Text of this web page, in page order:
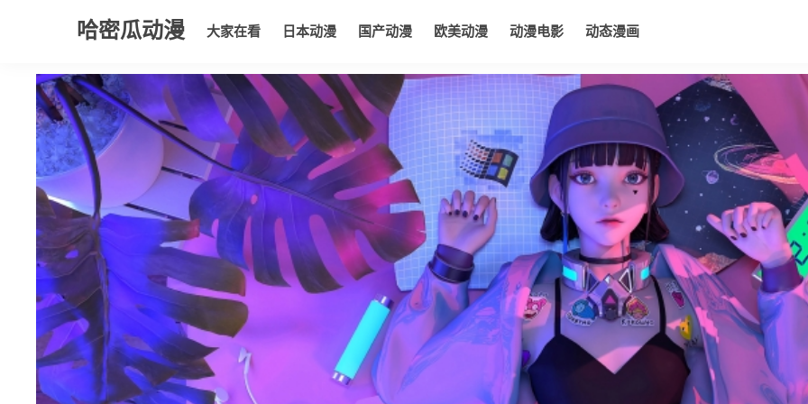
哈密瓜动漫 大家在看 日本动漫 国产动漫 欧美动漫 动漫电影 动态漫画
大家在看 日本动漫 国产动漫 欧美动漫 动漫电影 动态漫画